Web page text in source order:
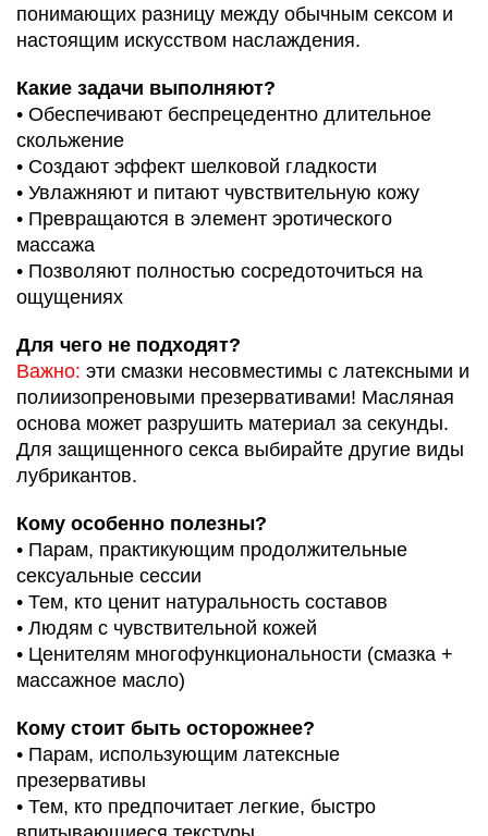
понимающих разницу между обычным сексом и
настоящим искусством наслаждения.
Какие задачи выполняют?
• Обеспечивают беспрецедентно длительное
скольжение
• Создают эффект шелковой гладкости
• Увлажняют и питают чувствительную кожу
• Превращаются в элемент эротического
массажа
• Позволяют полностью сосредоточиться на
ощущениях
Для чего не подходят?
Важно: эти смазки несовместимы с латексными и
полиизопреновыми презервативами! Масляная
основа может разрушить материал за секунды.
Для защищенного секса выбирайте другие виды
лубрикантов.
Кому особенно полезны?
• Парам, практикующим продолжительные
сексуальные сессии
• Тем, кто ценит натуральность составов
• Людям с чувствительной кожей
• Ценителям многофункциональности (смазка +
массажное масло)
Кому стоит быть осторожнее?
• Парам, использующим латексные
презервативы
• Тем, кто предпочитает легкие, быстро